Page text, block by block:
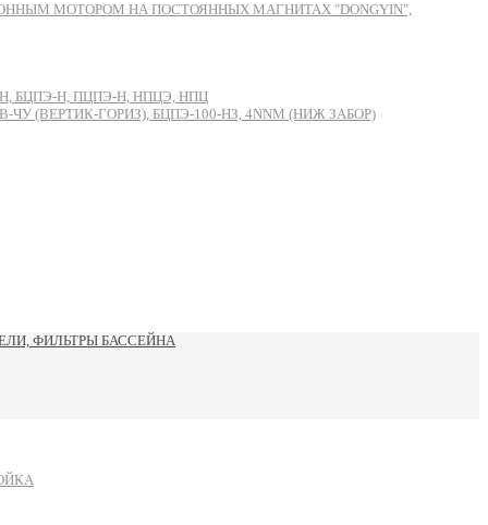
МОТОРОМ НА ПОСТОЯННЫХ МАГНИТАХ "DONGYIN",
БЦПЭ-Н, ПЦПЭ-Н, НПЦЭ, НПЦ
(ВЕРТИК-ГОРИЗ), БЦПЭ-100-НЗ, 4NNM (НИЖ ЗАБОР)
ФИЛЬТРЫ БАССЕЙНА